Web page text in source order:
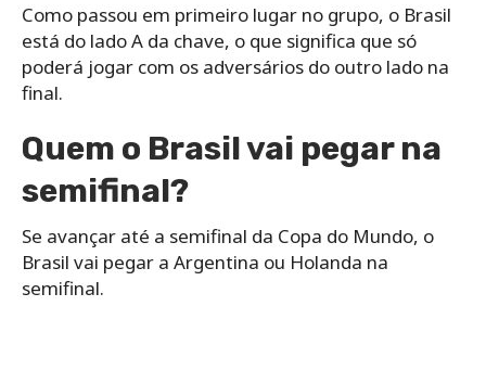
Como passou em primeiro lugar no grupo, o Brasil
está do lado A da chave, o que significa que só
poderá jogar com os adversários do outro lado na
final.
Quem o Brasil vai pegar na
semifinal?
Se avançar até a semifinal da Copa do Mundo, o
Brasil vai pegar a Argentina ou Holanda na
semifinal.